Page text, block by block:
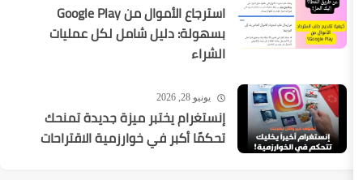
استرجاع الأموال من Google Play
بسهولة: دليل شامل لكل عمليات
الشراء
يونيو 28, 2026
إنستغرام يختبر ميزة جديدة تمنحك
تحكمًا أكبر في خوارزمية الاقتراحات